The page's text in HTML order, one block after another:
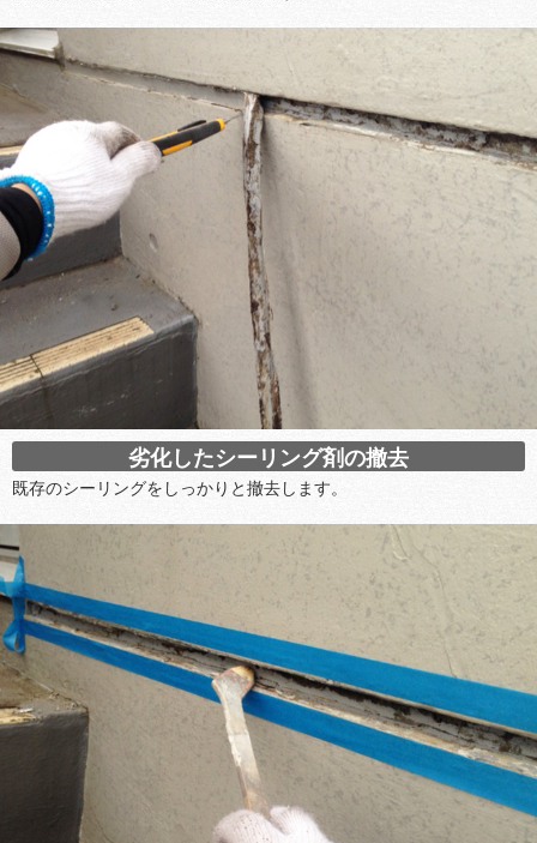
劣化したシーリング剤の撤去
既存のシーリングをしっかりと撤去します。